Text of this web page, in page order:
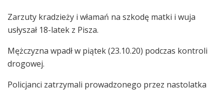
Zarzuty kradzieży i włamań na szkodę matki i wuja
usłyszał 18-latek z Pisza.
Mężczyzna wpadł w piątek (23.10.20) podczas kontroli
drogowej.
Policjanci zatrzymali prowadzonego przez nastolatka